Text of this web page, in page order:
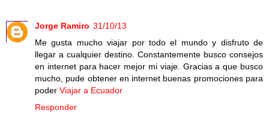
Jorge Ramiro 31/10/13
Me gusta mucho viajar por todo el mundo y disfruto de
llegar a cualquier destino. Constantemente busco consejos
en internet para hacer mejor mi viaje. Gracias a que busco
mucho, pude obtener en internet buenas promociones para
poder Viajar a Ecuador
Responder